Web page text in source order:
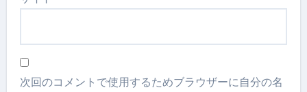
次回のコメントで使用するためブラウザーに自分の名